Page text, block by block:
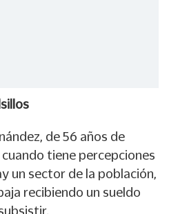
de 56 años de
tiene percepciones
un sector de la población,
recibiendo un sueldo